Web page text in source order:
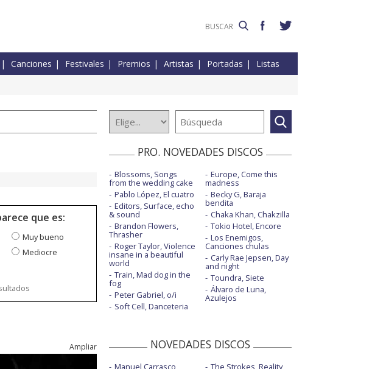
Canciones Festivales Premios Artistas Portadas Listas
que es:
Muy bueno
Mediocre
Ampliar
PRO. NOVEDADES DISCOS
Blossoms, Songs
from the wedding cake
Pablo López, El cuatro
Editors, Surface, echo
& sound
Brandon Flowers,
Thrasher
Roger Taylor, Violence
insane in a beautiful
world
Train, Mad dog in the
fog
Peter Gabriel, o/i
Soft Cell, Danceteria
Europe, Come this
madness
Becky G, Baraja
bendita
Chaka Khan, Chakzilla
Tokio Hotel, Encore
Los Enemigos,
Canciones chulas
Carly Rae Jepsen, Day
and night
Toundra, Siete
Álvaro de Luna,
Azulejos
NOVEDADES DISCOS
Manuel Carrasco, The Strokes, Reality